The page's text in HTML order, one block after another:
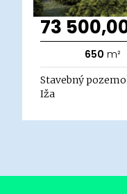
73
650 m²
Stavebný
Iža